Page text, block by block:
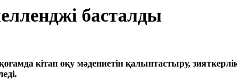
басталды
кітап оқу мәдениетін қалыптастыру,